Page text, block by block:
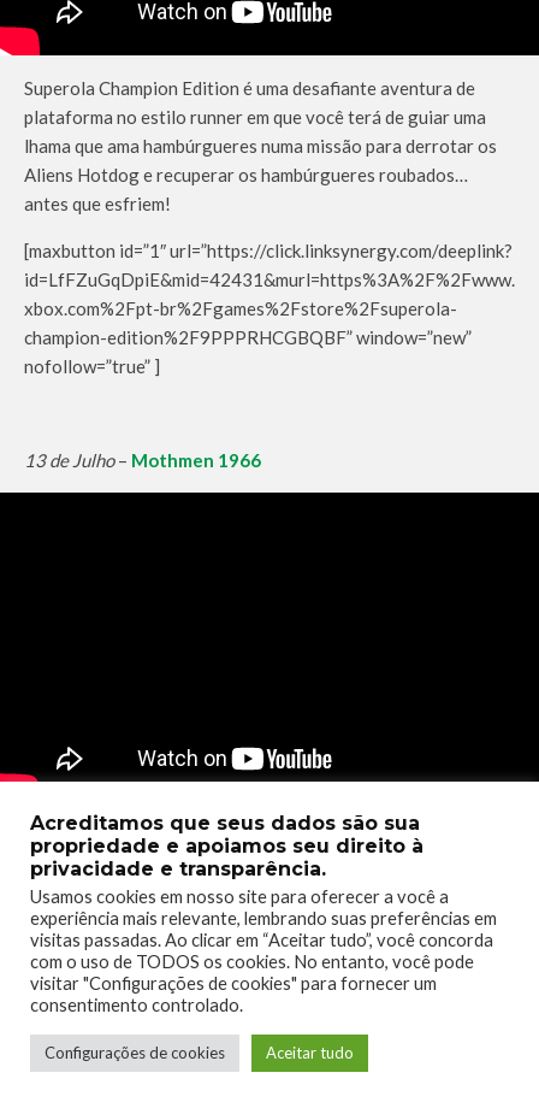
Superola Champion Edition é uma desafiante aventura de
plataforma no estilo runner em que você terá de guiar uma
lhama que ama hambúrgueres numa missão para derrotar os
Aliens Hotdog e recuperar os hambúrgueres roubados…
antes que esfriem!
[maxbutton id=”1″ url=”https://click.linksynergy.com/deeplink?
id=LfFZuGqDpiE&mid=42431&murl=https%3A%2F%2Fwww.
xbox.com%2Fpt-br%2Fgames%2Fstore%2Fsuperola-
champion-edition%2F9PPPRHCGBQBF” window=”new”
nofollow=”true” ]
13 de Julho– Mothmen 1966
Mothmen 1966 é o primeiro de uma nova série de aventuras
interativas: Pixel Pulps. Criado pelo romancista Nico
Saraintaris e pelo artista Fernando Martinez Ruppel, Pixel
Pulps é uma fusão de escrita excepcional e ilustração
impressionante.
[maxbutton id=”1″ url=”https://click.linksynergy.com/deeplink?
xbox.com%2Fpt-br%2Fgames%2Fstore%2Fmothmen-
Acreditamos que seus dados são sua
propriedade e apoiamos seu direito à
privacidade e transparência.
Usamos cookies em nosso site para oferecer a você a
experiência mais relevante, lembrando suas preferências em
visitas passadas. Ao clicar em “Aceitar tudo”, você concorda
com o uso de TODOS os cookies. No entanto, você pode
visitar "Configurações de cookies" para fornecer um
consentimento controlado.
Configurações de cookies Aceitar tudo